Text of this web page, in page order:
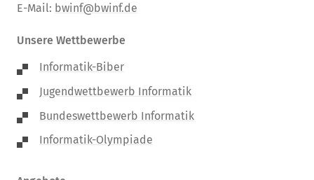
E-Mail: bwinf@bwinf.de
Unsere Wettbewerbe
Informatik-Biber
Jugendwettbewerb Informatik
Bundeswettbewerb Informatik
Informatik-Olympiade